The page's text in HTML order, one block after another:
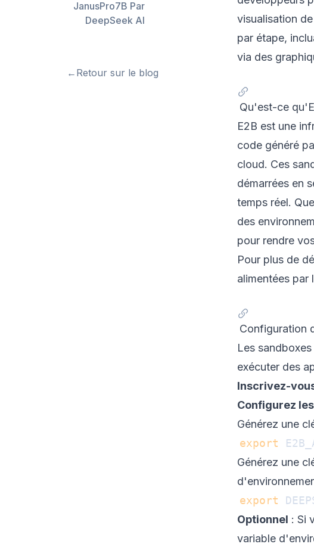
visualisation
par étape,
via des
Qu'est-ce
E2B est une
code généré
cloud. Ces
démarrées en
temps réel.
des
pour rendre
Pour plus de
alimentées par
Configuration
Les
exécuter des
Inscrivez-
Configurez
Générez une
export
Générez une
export
Optionnel : Si
variable
JanusPro7B Par
DeepSeek AI
← Retour sur le blog